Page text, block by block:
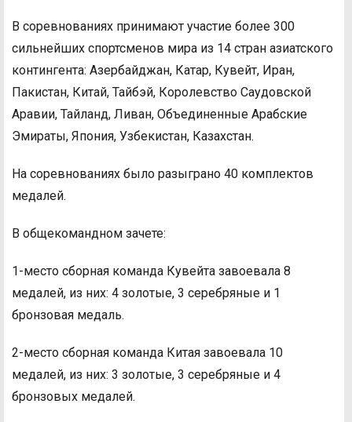
В соревнованиях принимают участие более 300
сильнейших спортсменов мира из 14 стран азиатского
контингента: Азербайджан, Катар, Кувейт, Иран,
Пакистан, Китай, Тайбэй, Королевство Саудовской
Аравии, Тайланд, Ливан, Объединенные Арабские
Эмираты, Япония, Узбекистан, Казахстан.
На соревнованиях было разыграно 40 комплектов
медалей.
В общекомандном зачете:
1-место сборная команда Кувейта завоевала 8
медалей, из них: 4 золотые, 3 серебряные и 1
бронзовая медаль.
2-место сборная команда Китая завоевала 10
медалей, из них: 3 золотые, 3 серебряные и 4
бронзовых медалей.